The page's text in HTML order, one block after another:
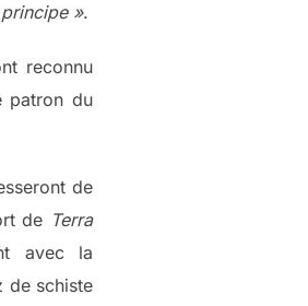
».
reconnu
patron du
de
de Terra
avec la
de schiste